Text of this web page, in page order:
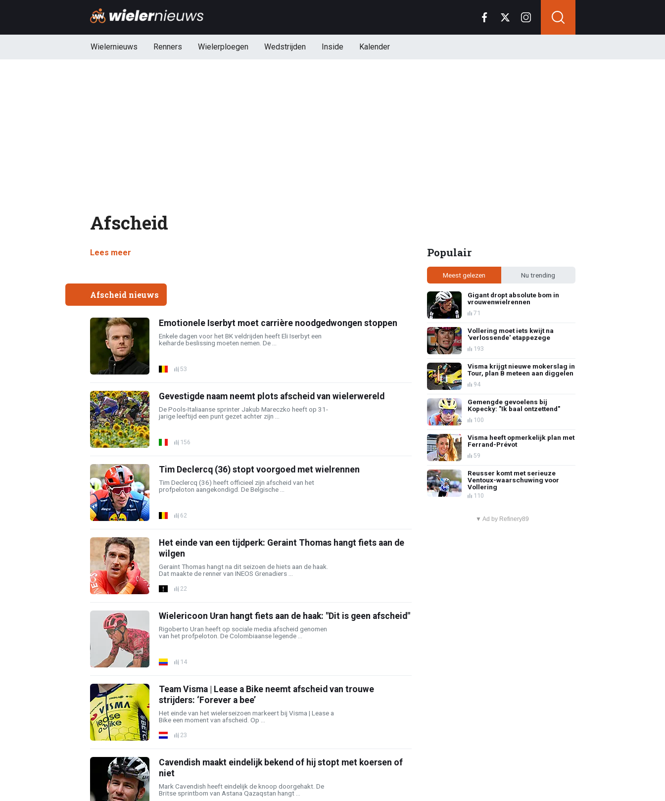
Wielernieuws Renners Wielerploegen Wedstrijden Inside Kalender
Afscheid
Lees meer
Afscheid nieuws
Emotionele Iserbyt moet carrière noodgedwongen stoppen
Enkele dagen voor het BK veldrijden heeft Eli Iserbyt een
keiharde beslissing moeten nemen. De ...
53
Gevestigde naam neemt plots afscheid van wielerwereld
De Pools-Italiaanse sprinter Jakub Mareczko heeft op 31-
jarige leeftijd een punt gezet achter zijn ...
156
Tim Declercq (36) stopt voorgoed met wielrennen
Tim Declercq (36) heeft officieel zijn afscheid van het
profpeloton aangekondigd. De Belgische ...
62
Het einde van een tijdperk: Geraint Thomas hangt fiets aan de
wilgen
Geraint Thomas hangt na dit seizoen de hiets aan de haak.
Dat maakte de renner van INEOS Grenadiers ...
22
Wielericoon Uran hangt fiets aan de haak: "Dit is geen afscheid"
Rigoberto Uran heeft op sociale media afscheid genomen
van het profpeloton. De Colombiaanse legende ...
14
Team Visma | Lease a Bike neemt afscheid van trouwe
strijders: ‘Forever a bee’
Het einde van het wielerseizoen markeert bij Visma | Lease a
Bike een moment van afscheid. Op ...
23
Cavendish maakt eindelijk bekend of hij stopt met koersen of
niet
Mark Cavendish heeft eindelijk de knoop doorgehakt. De
Britse sprintbom van Astana Qazaqstan hangt ...
Populair
Meest gelezen Nu trending
Gigant dropt absolute bom in
vrouwenwielrennen
71
Vollering moet iets kwijt na
'verlossende' etappezege
193
Visma krijgt nieuwe mokerslag in
Tour, plan B meteen aan diggelen
94
Gemengde gevoelens bij
Kopecky: "Ik baal ontzettend"
100
Visma heeft opmerkelijk plan met
Ferrand-Prévot
59
Reusser komt met serieuze
Ventoux-waarschuwing voor
Vollering
110
▼ Ad by Refinery89